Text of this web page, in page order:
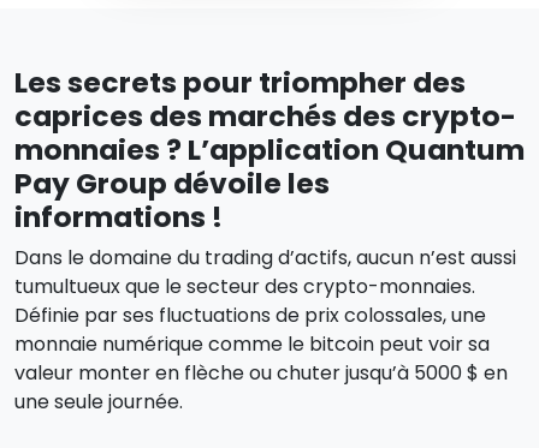
Les secrets pour triompher des
caprices des marchés des crypto-
monnaies ? L’application Quantum
Pay Group dévoile les
informations !
Dans le domaine du trading d’actifs, aucun n’est aussi
tumultueux que le secteur des crypto-monnaies.
Définie par ses fluctuations de prix colossales, une
monnaie numérique comme le bitcoin peut voir sa
valeur monter en flèche ou chuter jusqu’à 5000 $ en
une seule journée.